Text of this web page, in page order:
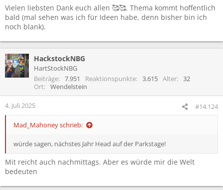
:
Vielen liebsten Dank euch allen 🥰🥰. Thema kommt hoffentlich
bald (mal sehen was ich für Ideen habe, denn bisher bin ich
noch blank).
HackstockNBG
HartStockNBG
Beiträge
7.951 Reaktionspunkte 3.615 Alter
32
Ort
Wendelstein
4. Juli 2025 #14.124
Mad_Mahoney schrieb:
würde sagen, nächstes Jahr Head auf der Parkstage!
Mit reicht auch nachmittags. Aber es würde mir die Welt
bedeuten